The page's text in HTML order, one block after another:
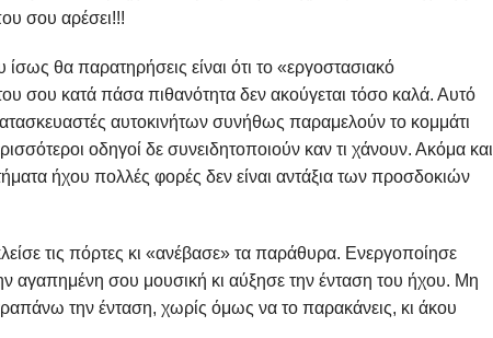
σου αρέσει!!!
θα παρατηρήσεις είναι ότι το «εργοστασιακό
σου κατά πάσα πιθανότητα δεν ακούγεται τόσο καλά. Αυτό
αυτοκινήτων συνήθως παραμελούν το κομμάτι
οδηγοί δε συνειδητοποιούν καν τι χάνουν. Ακόμα και
ήχου πολλές φορές δεν είναι αντάξια των προσδοκιών
τις πόρτες κι «ανέβασε» τα παράθυρα. Ενεργοποίησε
αγαπημένη σου μουσική κι αύξησε την ένταση του ήχου. Μη
την ένταση, χωρίς όμως να το παρακάνεις, κι άκου